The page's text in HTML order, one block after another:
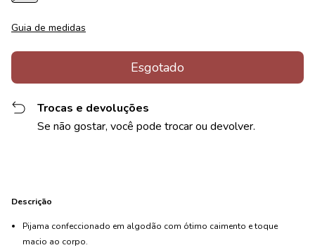
Guia de medidas
Trocas e devoluções
Se não gostar, você pode trocar ou devolver.
Descrição
Pijama confeccionado em algodão com ótimo caimento e toque
macio ao corpo.